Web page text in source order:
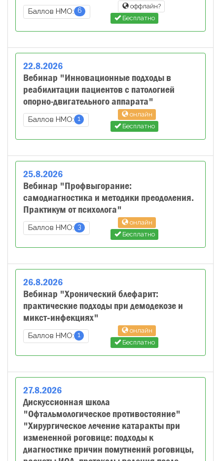
Баллов НМО: 6
оффлайн?
Бесплатно
22.8.2026
Вебинар "Инновационные подходы в
реабилитации пациентов с патологией
опорно-двигательного аппарата"
Баллов НМО: 1
онлайн
Бесплатно
25.8.2026
Вебинар "Профвыгорание:
самодиагностика и методики преодоления.
Практикум от психолога"
Баллов НМО: 3
онлайн
Бесплатно
26.8.2026
Вебинар "Хронический блефарит:
практические подходы при демодекозе и
микст‑инфекциях"
Баллов НМО: 1
онлайн
Бесплатно
27.8.2026
Дискуссионная школа
"Офтальмологическое противостояние"
"Хирургическое лечение катаракты при
измененной роговице: подходы к
диагностике причин помутнений роговицы,